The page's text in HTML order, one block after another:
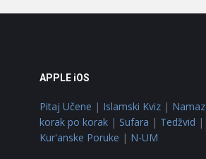
APPLE iOS
Pitaj Učene | Islamski Kviz | Namaz
korak po korak | Sufara | Tedžvid |
Kur'anske Poruke | N-UM